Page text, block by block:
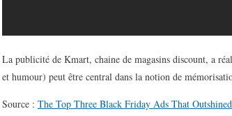
La publicité de Kmart, chaine de magasins discount, a
et humour) peut être central dans la notion de
Source : The Top Three Black Friday Ads That